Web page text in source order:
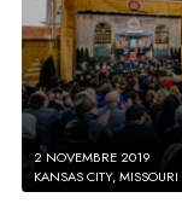
2 NOVEMBRE 2019
KANSAS CITY, MISSOURI